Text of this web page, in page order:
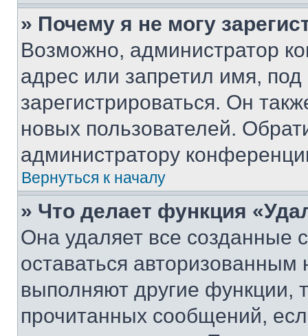
» Почему я не могу
Возможно, администратор
адрес или запретил имя,
зарегистрироваться. Он
новых пользователей.
администратору
Вернуться к началу
» Что делает функция
Она удаляет все созданные
оставаться
выполняют другие функции,
прочитанных сообщений,